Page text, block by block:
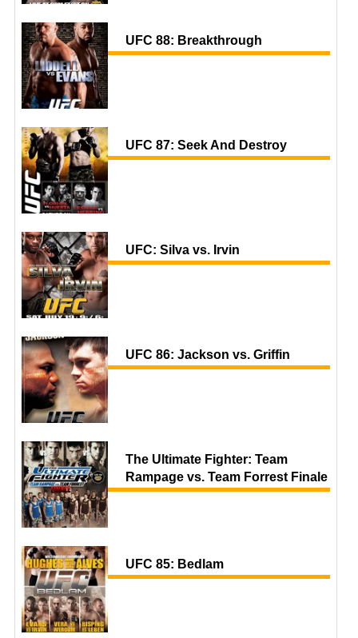
UFC 88: Breakthrough
UFC 87: Seek And Destroy
UFC: Silva vs. Irvin
UFC 86: Jackson vs. Griffin
The Ultimate Fighter: Team
Rampage vs. Team Forrest Finale
UFC 85: Bedlam